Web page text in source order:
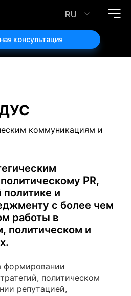
RU
консультация
коммуникациям и
PR,
и
с более чем
работы в
политическом и
формировании
политическом
репутацией,